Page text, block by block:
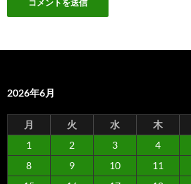
2026年6月
月 火 水 木
1
2 3 4
8
9 10 11